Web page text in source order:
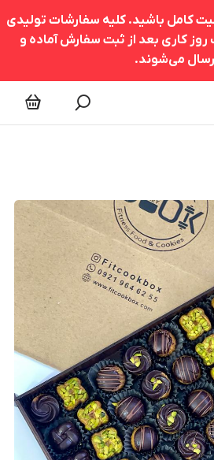
کامل باشید. کلیه سفارشات تولیدی
کاری بعد از ثبت سفارش آماده و
می‌شوند.